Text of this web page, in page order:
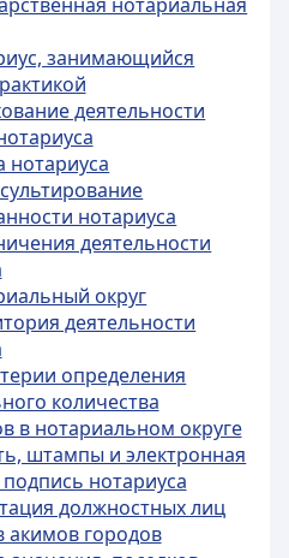
занимающийся
деятельности
нотариуса
нотариуса
деятельности
округ
деятельности
определения
количества
в нотариальном округе
штампы и электронная
нотариуса
должностных лиц
акимов городов